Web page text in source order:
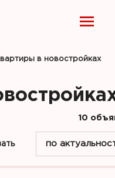
в новостройках
10
по